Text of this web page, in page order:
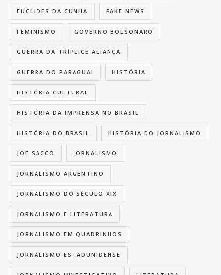
EUCLIDES DA CUNHA FAKE NEWS
FEMINISMO GOVERNO BOLSONARO
GUERRA DA TRÍPLICE ALIANÇA
GUERRA DO PARAGUAI HISTÓRIA
HISTÓRIA CULTURAL
HISTÓRIA DA IMPRENSA NO BRASIL
HISTÓRIA DO BRASIL HISTÓRIA DO JORNALISMO
JOE SACCO JORNALISMO
JORNALISMO ARGENTINO
JORNALISMO DO SÉCULO XIX
JORNALISMO E LITERATURA
JORNALISMO EM QUADRINHOS
JORNALISMO ESTADUNIDENSE